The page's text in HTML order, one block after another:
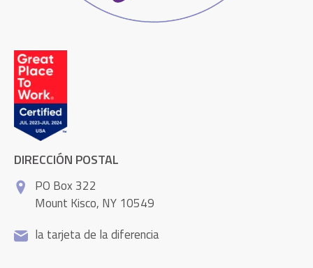
DIRECCIÓN POSTAL
PO Box 322
Mount Kisco, NY 10549
la tarjeta de la diferencia